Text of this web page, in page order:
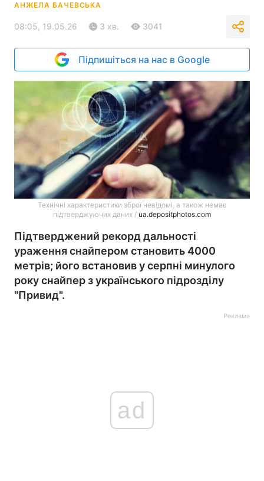
АНЖЕЛА БАЧЕВСЬКА
08:05, 19.05.26 3 хв. 3041
Підпишіться на нас в Google
Технічні характеристики зброї невідомі, а також немає
підтверджуючих даних / ua.depositphotos.com
Підтверджений рекорд дальності
ураження снайпером становить 4000
метрів; його встановив у серпні минулого
року снайпер з українського підрозділу
"Привид".
Реклама
ad